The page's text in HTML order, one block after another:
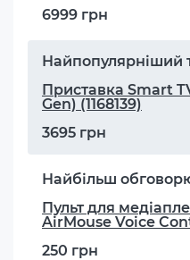
6999 грн
Найпопулярніший
Приставка Smart
Gen) (1168139)
3695 грн
Найбільш
Пульт для
AirMouse Voice
250 грн